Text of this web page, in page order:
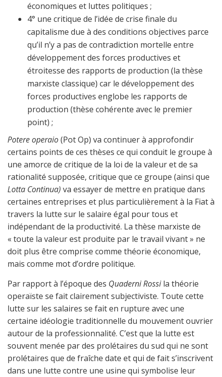
économiques et luttes politiques ;
4° une critique de l’idée de crise finale du
capitalisme due à des conditions objectives parce
qu’il n’y a pas de contradiction mortelle entre
développement des forces productives et
étroitesse des rapports de production (la thèse
marxiste classique) car le développement des
forces productives englobe les rapports de
production (thèse cohérente avec le premier
point) ;
Potere operaio(Pot Op) va continuer à approfondir
certains points de ces thèses ce qui conduit le groupe à
une amorce de critique de la loi de la valeur et de sa
rationalité supposée, critique que ce groupe (ainsi que
Lotta Continua) va essayer de mettre en pratique dans
certaines entreprises et plus particulièrement à la Fiat à
travers la lutte sur le salaire égal pour tous et
indépendant de la productivité. La thèse marxiste de
« toute la valeur est produite par le travail vivant » ne
doit plus être comprise comme théorie économique,
mais comme mot d’ordre politique.
Par rapport à l’époque des Quaderni Rossila théorie
operaïste se fait clairement subjectiviste. Toute cette
lutte sur les salaires se fait en rupture avec une
certaine idéologie traditionnelle du mouvement ouvrier
autour de la professionnalité. C’est que la lutte est
souvent menée par des prolétaires du sud qui ne sont
prolétaires que de fraîche date et qui de fait s’inscrivent
dans une lutte contre une usine qui symbolise leur